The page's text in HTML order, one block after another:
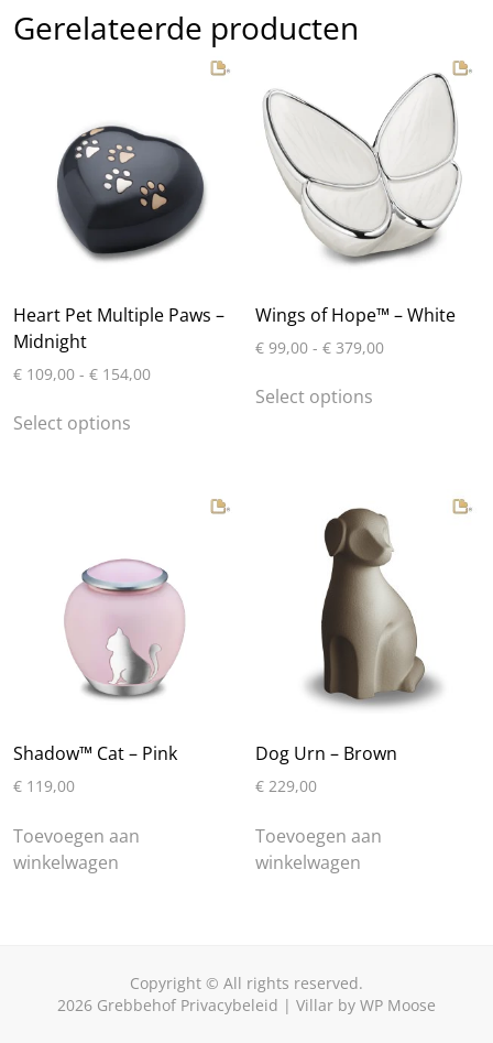
Gerelateerde producten
Heart Pet Multiple Paws –
Midnight
€ 109,00 - € 154,00Prijsklasse:
Select options
optie
kan
gekozen
worden
op
de
Wings of Hope™ – White
€ 99,00 - € 379,00Prijsklasse:
Select options
Deze
optie
kan
gekozen
worden
op
Shadow™ Cat – Pink
€ 119,00
Toevoegen aan
winkelwagen
Dog Urn – Brown
€ 229,00
Toevoegen aan
winkelwagen
Copyright © All rights reserved.
2026 Grebbehof Privacybeleid | Villar by WP Moose